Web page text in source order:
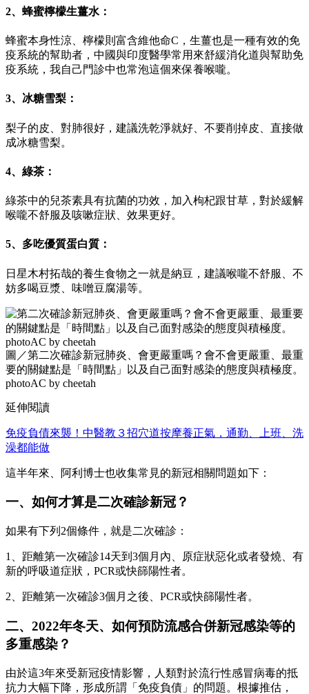
2、蜂蜜檸檬生薑水：
蜂蜜本身性涼、檸檬則富含維他命C，生薑也是一種有效的免
疫系統的幫助者，中國與印度醫學常用來舒緩消化道與幫助免
疫系統，我自己門診中也常泡這個來保養喉嚨。
3、冰糖雪梨：
梨子的皮、對肺很好，建議洗乾淨就好、不要削掉皮、直接做
成冰糖雪梨。
4、綠茶：
綠茶中的兒茶素具有抗菌的功效，加入枸杞跟甘草，對於緩解
喉嚨不舒服及咳嗽症狀、效果更好。
5、多吃優質蛋白質：
日星木村拓哉的養生食物之一就是納豆，建議喉嚨不舒服、不
妨多喝豆漿、味噌豆腐湯等。
圖／第二次確診新冠肺炎、會更嚴重嗎？會不會更嚴重、最重
要的關鍵點是「時間點」以及自己面對感染的態度與積極度。
photoAC by cheetah
延伸閱讀
免疫負債來襲！中醫教３招穴道按摩養正氣，通勤、上班、洗
澡都能做
這半年來、阿利博士也收集常見的新冠相關問題如下：
一、如何才算是二次確診新冠？
如果有下列2個條件，就是二次確診：
1、距離第一次確診14天到3個月內、原症狀惡化或者發燒、有
新的呼吸道症狀，PCR或快篩陽性者。
2、距離第一次確診3個月之後、PCR或快篩陽性者。
二、2022年冬天、如何預防流感合併新冠感染等的
多重感染？
由於這3年來受新冠疫情影響，人類對於流行性感冒病毒的抵
抗力大幅下降，形成所謂「免疫負債」的問題。根據推估，